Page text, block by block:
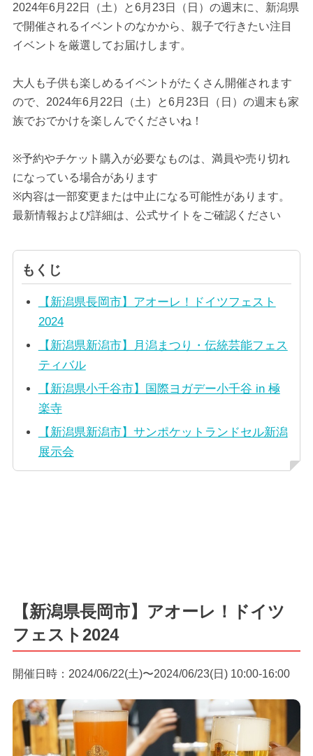
2024年6月22日（土）と6月23日（日）の週末に、新潟県
で開催されるイベントのなかから、親子で行きたい注目
イベントを厳選してお届けします。
大人も子供も楽しめるイベントがたくさん開催されます
ので、2024年6月22日（土）と6月23日（日）の週末も家
族でおでかけを楽しんでくださいね！
※予約やチケット購入が必要なものは、満員や売り切れ
になっている場合があります
※内容は一部変更または中止になる可能性があります。
最新情報および詳細は、公式サイトをご確認ください
もくじ
【新潟県長岡市】アオーレ！ドイツフェスト
2024
【新潟県新潟市】月潟まつり・伝統芸能フェス
ティバル
【新潟県小千谷市】国際ヨガデー小千谷 in 極
楽寺
【新潟県新潟市】サンポケットランドセル新潟
展示会
【新潟県長岡市】アオーレ！ドイツ
フェスト2024
開催日時：2024/06/22(土)〜2024/06/23(日) 10:00-16:00